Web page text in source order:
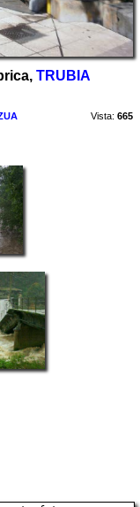
TRUBIA
Vista: 665